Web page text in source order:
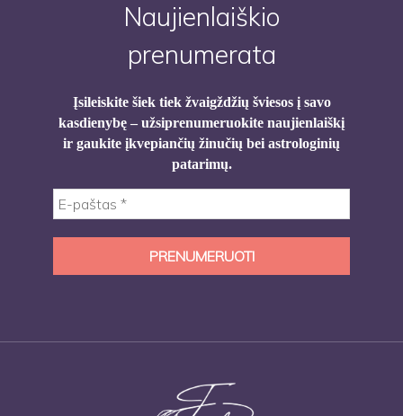
Naujienlaiškio
prenumerata
Įsileiskite šiek tiek žvaigždžių šviesos į savo
kasdienybę – užsiprenumeruokite naujienlaiškį
ir gaukite įkvepiančių žinučių bei astrologinių
patarimų.